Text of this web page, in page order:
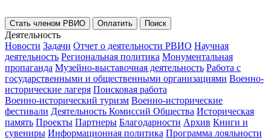
Стать членом РВИО Оплатить Поиск
Деятельность
Новости Задачи Отчет о деятельности РВИО Научная
деятельность Региональная политика Монументальная
пропаганда Музейно-выставочная деятельность Работа с
государственными и общественными организациями Военно-
исторические лагеря Поисковая работа
Военно-исторический туризм Военно-исторические
фестивали Деятельность Комиссий Общества Историческая
память Проекты Партнеры Благодарности Архив Книги и
сувениры Информационная политика Программа лояльности